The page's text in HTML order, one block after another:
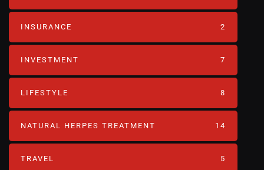
INSURANCE 2
INVESTMENT 7
LIFESTYLE 8
NATURAL HERPES TREATMENT‎ 14
TRAVEL 5